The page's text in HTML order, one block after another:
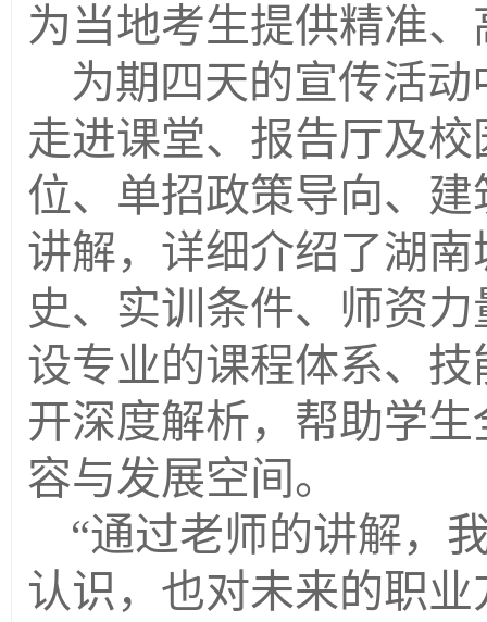
为当地考生提供精准
为期四天的宣传活
走进课堂、报告厅及
位、单招政策导向、
讲解， 详细介绍了湖
史、实训条件、师资
设专业的课程体系、
开深度解析，帮助学
容与发展空间。
“通过老师的讲解，
认识，也对未来的职